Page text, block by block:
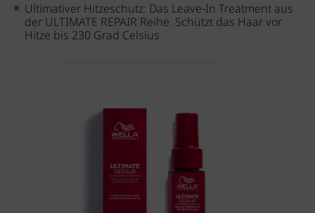
Ultimativer Hitzeschutz: Das Leave-In Treatment aus
der ULTIMATE REPAIR Reihe. Schützt das Haar vor
Hitze bis 230 Grad Celsius